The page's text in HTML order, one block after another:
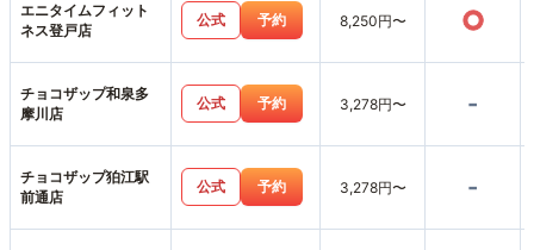
エニタイムフィット
ネス登戸店
公式 予約 8,250円〜 ○
チョコザップ和泉多
摩川店
公式 予約 3,278円〜 -
チョコザップ狛江駅
前通店
公式 予約 3,278円〜 -